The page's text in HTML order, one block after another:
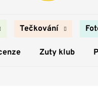
Tečkování
Zuty klub